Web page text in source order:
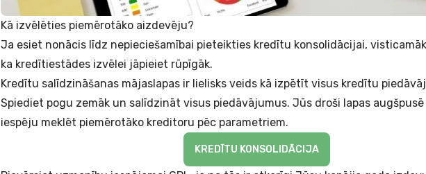
Kā izvēlēties piemērotāko aizdevēju?
Ja esiet nonācis līdz nepieciešamībai pieteikties kredītu konsolidācijai,
ka kredītiestādes izvēlei jāpieiet rūpīgāk.
Kredītu salīdzināšanas mājaslapas ir lielisks veids kā izpētīt visus kredītu
Spiediet pogu zemāk un salīdzināt visus piedāvājumus. Jūs droši lapas
iespēju meklēt piemērotāko kreditoru pēc parametriem.
KREDĪTU KONSOLIDĀCIJA